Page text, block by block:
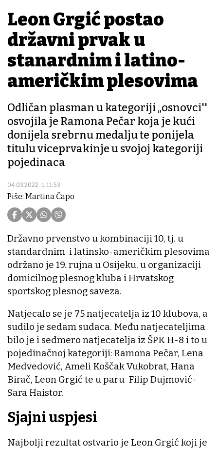
Leon Grgić postao
državni prvak u
stanardnim i latino-
američkim plesovima
Odličan plasman u kategoriji „osnovci''
osvojila je Ramona Pečar koja je kući
donijela srebrnu medalju te ponijela
titulu viceprvakinje u svojoj kategoriji
pojedinaca
04.03.2022. u 11:53
Piše: Martina Čapo
Državno prvenstvo u kombinaciji 10, tj. u
standardnim i latinsko-američkim plesovima
održano je 19. rujna u Osijeku, u organizaciji
domicilnog plesnog kluba i Hrvatskog
sportskog plesnog saveza.
Natjecalo se je 75 natjecatelja iz 10 klubova, a
sudilo je sedam sudaca. Među natjecateljima
bilo je i sedmero natjecatelja iz ŠPK H-8 i to u
pojedinačnoj kategoriji: Ramona Pečar, Lena
Medvedović, Ameli Koščak Vukobrat, Hana
Birač, Leon Grgić te u paru Filip Dujmović-
Sara Haistor.
Sjajni uspjesi
Najbolji rezultat ostvario je Leon Grgić koji je